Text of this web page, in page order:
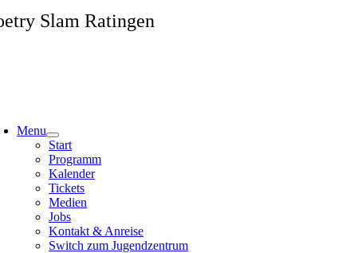
Inhalt
Menu
Start
Programm
Kalender
Tickets
Medien
Jobs
Kontakt & Anreise
Switch zum Jugendzentrum
Slam Ratingen